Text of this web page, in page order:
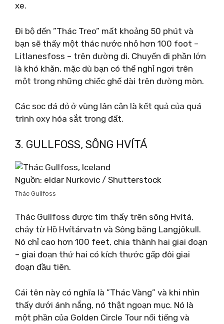
xe.
Đi bộ đến ”Thác Treo” mất khoảng 50 phút và
bạn sẽ thấy một thác nước nhỏ hơn 100 foot –
Litlanesfoss – trên đường đi. Chuyến đi phần lớn
là khó khăn, mặc dù bạn có thể nghỉ ngơi trên
một trong những chiếc ghế dài trên đường mòn.
Các sọc đá đỏ ở vùng lân cận là kết quả của quá
trình oxy hóa sắt trong đất.
3. GULLFOSS, SÔNG HVÍTÁ
Nguồn: eldar Nurkovic / Shutterstock
Thác Gullfoss
Thác Gullfoss được tìm thấy trên sông Hvítá,
chảy từ Hồ Hvítárvatn và Sông băng Langjökull.
Nó chỉ cao hơn 100 feet, chia thành hai giai đoạn
– giai đoạn thứ hai có kích thước gấp đôi giai
đoạn đầu tiên.
Cái tên này có nghĩa là ”Thác Vàng” và khi nhìn
thấy dưới ánh nắng, nó thật ngoạn mục. Nó là
một phần của Golden Circle Tour nổi tiếng và